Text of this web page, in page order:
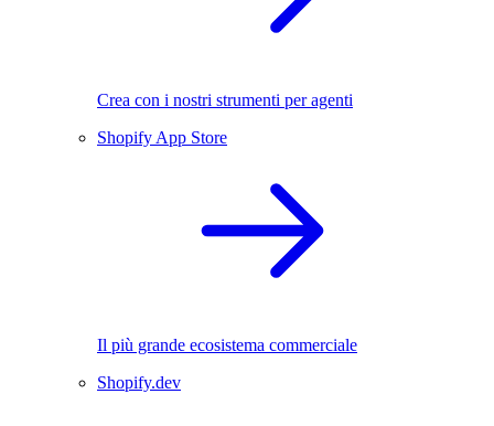
Crea con i nostri strumenti per agenti
Shopify App Store
Il più grande ecosistema commerciale
Shopify.dev